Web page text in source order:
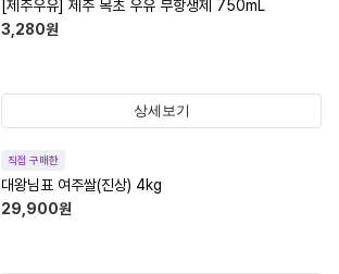
[제주우유] 제주 목초 우유 무항생제 750mL
3,280원
상세보기
직접 구매한
대왕님표 여주쌀(진상) 4kg
29,900원